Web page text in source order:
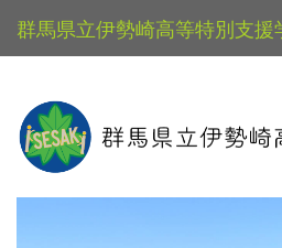
群馬県立伊勢崎高等特別支援